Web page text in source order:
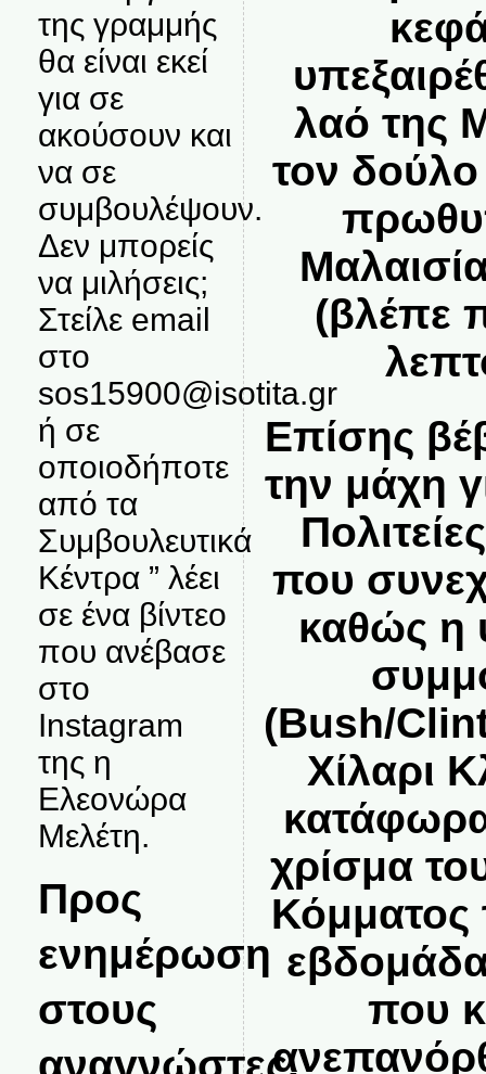
της γραμμής
θα είναι εκεί
για σε
ακούσουν και
να σε
συμβουλέψουν.
Δεν μπορείς
να μιλήσεις;
Στείλε email
στο
sos15900@isotita.gr
ή σε
οποιοδήποτε
από τα
Συμβουλευτικά
Κέντρα ” λέει
σε ένα βίντεο
που ανέβασε
στο
Instagram
της η
Ελεονώρα
Μελέτη.
Προς
ενημέρωση
στους
αναγνώστες.
λαό της
τον
(βλέπε
Επίσης
την μάχη
που
καθώς η
(Bush/
Χίλαρι
χρίσμα
Κόμματος
που